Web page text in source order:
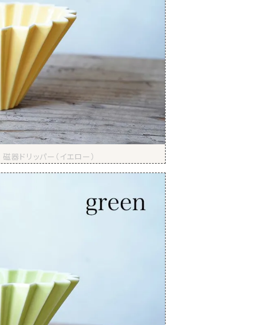
磁器ドリッパー（イエロー）